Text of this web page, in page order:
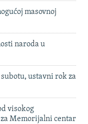
masovnoj
naroda u
ustavni rok za
visokog
Memorijalni centar